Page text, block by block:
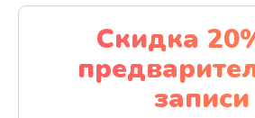
Замена
390 руб.
Заказать
Скидка
записи